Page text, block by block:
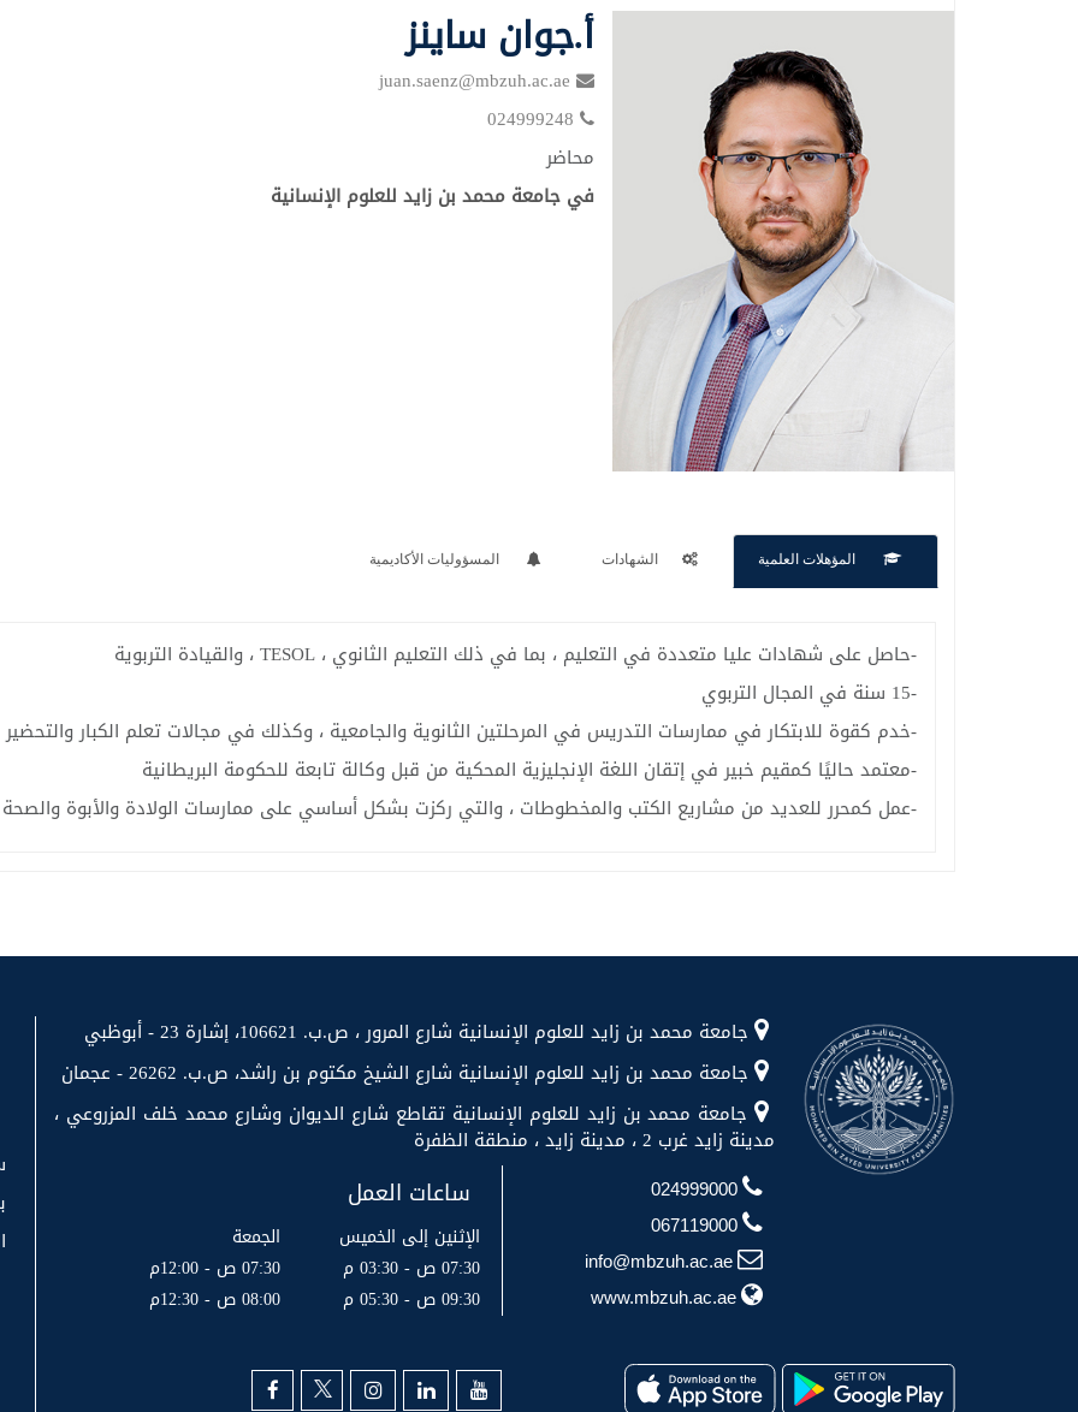
أ.جوان ساينز
محاضر
في جامعة محمد بن زايد للعلوم الإنسانية
المؤهلات العلمية الشهادات المسؤوليات الأكاديمية
-حاصل على شهادات عليا متعددة في التعليم ، بما في ذلك التعليم الثانوي ، TESOL ، والقيادة التربوية
-15 سنة في المجال التربوي
-خدم كقوة للابتكار في ممارسات التدريس في المرحلتين الثانوية والجامعية ، وكذلك في مجالات تعلم الكبار والتحضير
-معتمد حاليًا كمقيم خبير في إتقان اللغة الإنجليزية المحكية من قبل وكالة تابعة للحكومة البريطانية
-عمل كمحرر للعديد من مشاريع الكتب والمخطوطات ، والتي ركزت بشكل أساسي على ممارسات الولادة والأبوة والصحة
جامعة محمد بن زايد للعلوم الإنسانية شارع المرور ، ص.ب. 106621، إشارة 23 - أبوظبي
جامعة محمد بن زايد للعلوم الإنسانية شارع الشيخ مكتوم بن راشد، ص.ب. 26262 - عجمان
جامعة محمد بن زايد للعلوم الإنسانية تقاطع شارع الديوان وشارع محمد خلف المزروعي ،
مدينة زايد غرب 2 ، مدينة زايد ، منطقة الظفرة
024999000
067119000
info@mbzuh.ac.ae
www.mbzuh.ac.ae
ساعات العمل
الإثنين إلى الخميس
07:30 ص - 03:30 م
09:30 ص - 05:30 م
الجمعة
07:30 ص - 12:00م
08:00 ص - 12:30م